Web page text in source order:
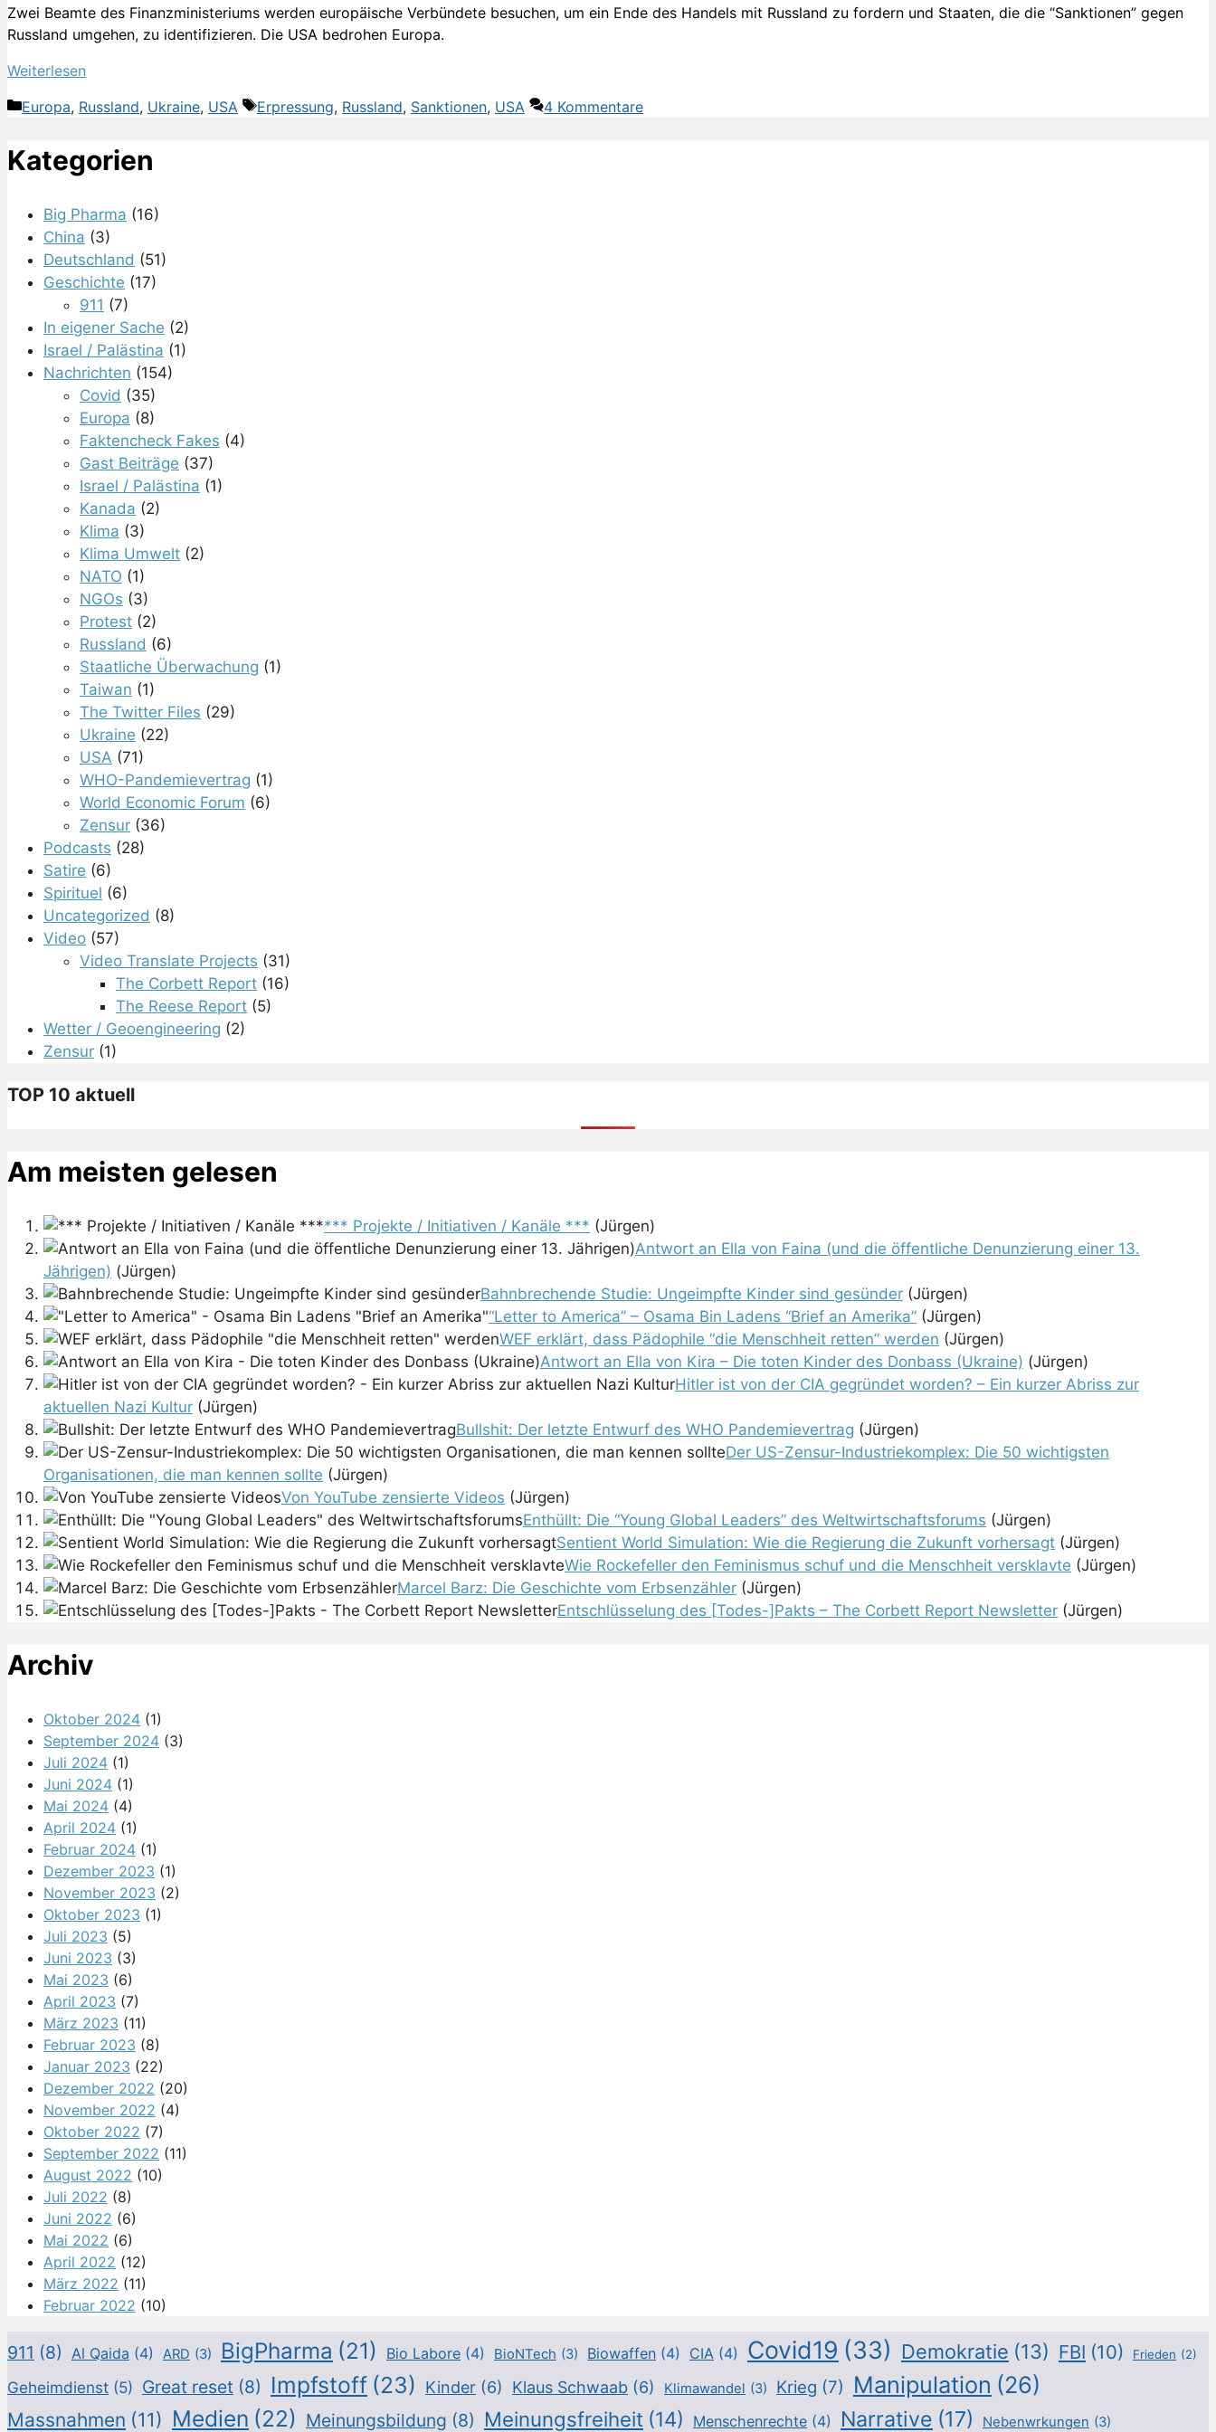
Zwei Beamte des Finanzministeriums werden europäische Verbündete besuchen, um ein Ende des Handels mit Russland zu fordern und Staaten, die die “Sanktionen” gegen
Russland umgehen, zu identifizieren. Die USA bedrohen Europa.
Weiterlesen
Kategorien
Europa, Russland, Ukraine, USA Schlagwörter
Erpressung, Russland, Sanktionen, USA 4 Kommentare
Kategorien
Big Pharma (16)
China (3)
Deutschland (51)
Geschichte (17)
911 (7)
In eigener Sache (2)
Israel / Palästina (1)
Nachrichten (154)
Covid (35)
Europa (8)
Faktencheck Fakes (4)
Gast Beiträge (37)
Israel / Palästina (1)
Kanada (2)
Klima (3)
Klima Umwelt (2)
NATO (1)
NGOs (3)
Protest (2)
Russland (6)
Staatliche Überwachung (1)
Taiwan (1)
The Twitter Files (29)
Ukraine (22)
USA (71)
WHO-Pandemievertrag (1)
World Economic Forum (6)
Zensur (36)
Podcasts (28)
Satire (6)
Spirituel (6)
Uncategorized (8)
Video (57)
Video Translate Projects (31)
The Corbett Report (16)
The Reese Report (5)
Wetter / Geoengineering (2)
Zensur (1)
TOP 10 aktuell
Am meisten gelesen
*** Projekte / Initiativen / Kanäle *** (Jürgen)
Antwort an Ella von Faina (und die öffentliche Denunzierung einer 13.
Jährigen) (Jürgen)
Bahnbrechende Studie: Ungeimpfte Kinder sind gesünder (Jürgen)
“Letter to America” – Osama Bin Ladens “Brief an Amerika” (Jürgen)
WEF erklärt, dass Pädophile “die Menschheit retten” werden (Jürgen)
Antwort an Ella von Kira – Die toten Kinder des Donbass (Ukraine) (Jürgen)
Hitler ist von der CIA gegründet worden? – Ein kurzer Abriss zur
aktuellen Nazi Kultur (Jürgen)
Bullshit: Der letzte Entwurf des WHO Pandemievertrag (Jürgen)
Der US-Zensur-Industriekomplex: Die 50 wichtigsten
Organisationen, die man kennen sollte (Jürgen)
Von YouTube zensierte Videos (Jürgen)
Enthüllt: Die “Young Global Leaders” des Weltwirtschaftsforums (Jürgen)
Sentient World Simulation: Wie die Regierung die Zukunft vorhersagt (Jürgen)
Wie Rockefeller den Feminismus schuf und die Menschheit versklavte (Jürgen)
Marcel Barz: Die Geschichte vom Erbsenzähler (Jürgen)
Entschlüsselung des [Todes-]Pakts – The Corbett Report Newsletter (Jürgen)
Archiv
Oktober 2024 (1)
September 2024 (3)
Juli 2024 (1)
Juni 2024 (1)
Mai 2024 (4)
April 2024 (1)
Februar 2024 (1)
Dezember 2023 (1)
November 2023 (2)
Oktober 2023 (1)
Juli 2023 (5)
Juni 2023 (3)
Mai 2023 (6)
April 2023 (7)
März 2023 (11)
Februar 2023 (8)
Januar 2023 (22)
Dezember 2022 (20)
November 2022 (4)
Oktober 2022 (7)
September 2022 (11)
August 2022 (10)
Juli 2022 (8)
Juni 2022 (6)
Mai 2022 (6)
April 2022 (12)
März 2022 (11)
Februar 2022 (10)
911 (8) Al Qaida (4) ARD (3) BigPharma (21) Bio Labore (4) BioNTech (3) Biowaffen (4) CIA (4) Covid19 (33) Demokratie (13) FBI (10) Frieden (2)
Geheimdienst (5) Great reset (8) Impfstoff (23) Kinder (6) Klaus Schwaab (6) Klimawandel (3) Krieg (7) Manipulation (26)
Massnahmen (11) Medien (22) Meinungsbildung (8) Meinungsfreiheit (14) Menschenrechte (4) Narrative (17) Nebenwrkungen (3)